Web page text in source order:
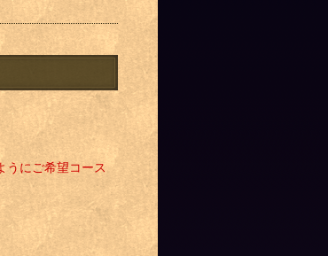
うにご希望コース